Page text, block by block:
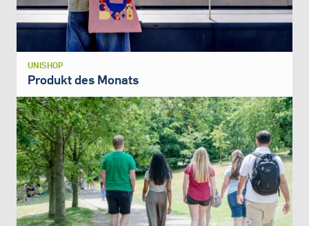
UNISHOP
Produkt des Monats